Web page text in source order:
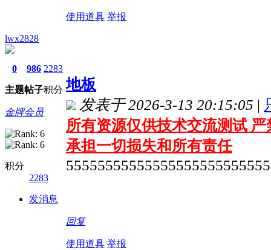
使用道具 举报
lwx2828
0
主题
986
帖子
2283
积分
金牌会员
积分
2283
发消息
地板
发表于 2026-3-13 20:15:05 |
所有资源仅供技术交流测试
承担一切损失和所有责任
回复
使用道具 举报